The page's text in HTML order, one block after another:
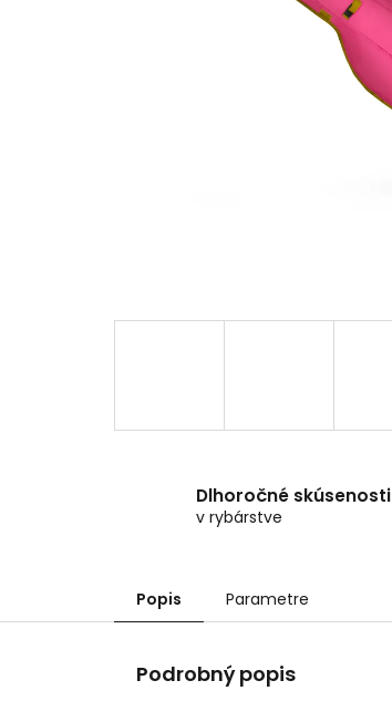
Dlhoročné skúsenosti
v rybárstve
Popis Parametre
Podrobný popis